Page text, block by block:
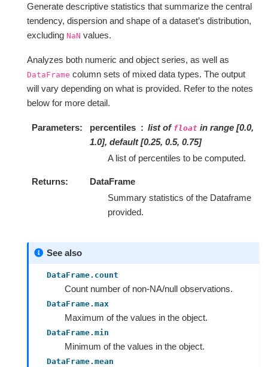
Generate descriptive statistics that summarize the central
tendency, dispersion and shape of a dataset’s distribution,
excluding NaN values.
Analyzes both numeric and object series, as well as
DataFrame column sets of mixed data types. The output
will vary depending on what is provided. Refer to the notes
below for more detail.
Parameters percentiles list of float in range [0.0,
1.0], default [0.25, 0.5, 0.75]
A list of percentiles to be computed.
Returns
DataFrame
Summary statistics of the Dataframe
provided.
See also
DataFrame.count
Count number of non-NA/null observations.
DataFrame.max
Maximum of the values in the object.
DataFrame.min
Minimum of the values in the object.
DataFrame.mean